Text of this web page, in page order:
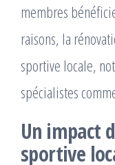
membres
raisons, la
sportive locale,
spécialistes
Un impact
sportive